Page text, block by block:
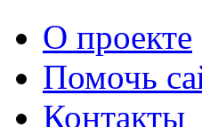
О проекте
Помочь
Контакты